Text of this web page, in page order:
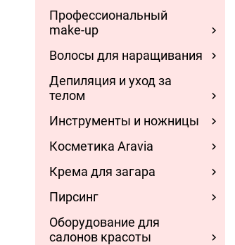
Профессиональный
make-up
Волосы для наращивания
Депиляция и уход за
телом
Инструменты и ножницы
Косметика Aravia
Крема для загара
Пирсинг
Оборудование для
салонов красоты